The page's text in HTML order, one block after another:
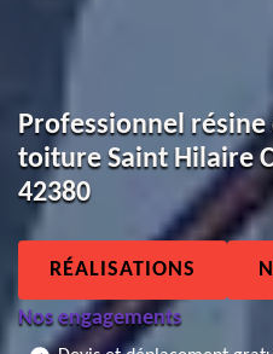
Professionnel
toiture Saint Hilaire
42380
RÉALISATIONS
Nos engagements